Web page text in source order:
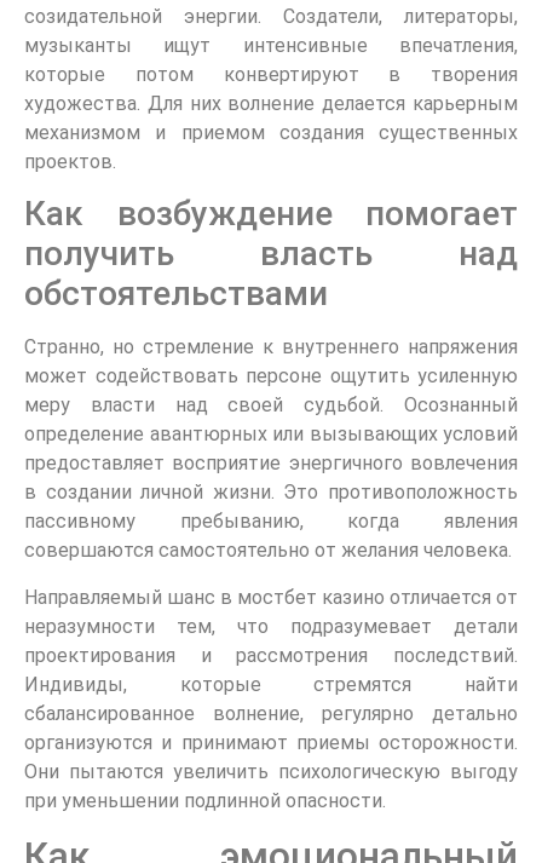
созидательной энергии. Создатели, литераторы,
музыканты ищут интенсивные впечатления,
которые потом конвертируют в творения
художества. Для них волнение делается карьерным
механизмом и приемом создания существенных
проектов.
Как возбуждение помогает
получить власть над
обстоятельствами
Странно, но стремление к внутреннего напряжения
может содействовать персоне ощутить усиленную
меру власти над своей судьбой. Осознанный
определение авантюрных или вызывающих условий
предоставляет восприятие энергичного вовлечения
в создании личной жизни. Это противоположность
пассивному пребыванию, когда явления
совершаются самостоятельно от желания человека.
Направляемый шанс в мостбет казино отличается от
неразумности тем, что подразумевает детали
проектирования и рассмотрения последствий.
Индивиды, которые стремятся найти
сбалансированное волнение, регулярно детально
организуются и принимают приемы осторожности.
Они пытаются увеличить психологическую выгоду
при уменьшении подлинной опасности.